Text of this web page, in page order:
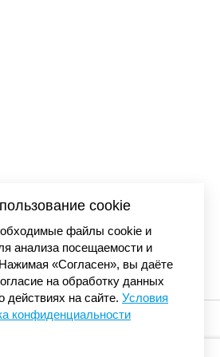
2013-2026 Все права защищены.
cookie
файлы cookie и
анализа посещаемости и
«Согласен», вы даёте
на обработку данных
действиях на сайте. Условия
конфиденциальности